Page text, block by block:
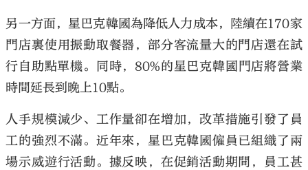
另一方面，星巴克韓國為降低人力成本，陸續在170家
門店裏使用振動取餐器，部分客流量大的門店還在試
行自助點單機。同時，80%的星巴克韓國門店將營業
時間延長到晚上10點。
人手規模減少、工作量卻在增加，改革措施引發了員
工的強烈不滿。近年來，星巴克韓國僱員已組織了兩
場示威遊行活動。據反映，在促銷活動期間，員工甚